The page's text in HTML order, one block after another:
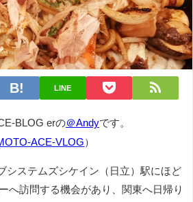
LINE
BLOG erの＠Andyです。
ACE-VLOG）
システムズシケイン（日立）駅にほど
へ訪問する機会があり、関東へ日帰り